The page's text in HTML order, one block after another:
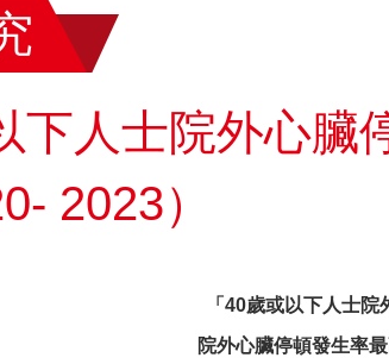
下人士院外心臟
2023）
「40歲或以下人士
院外心臟停頓發生率